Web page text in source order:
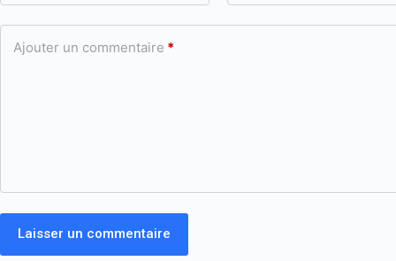
Ajouter un commentaire *
Laisser un commentaire